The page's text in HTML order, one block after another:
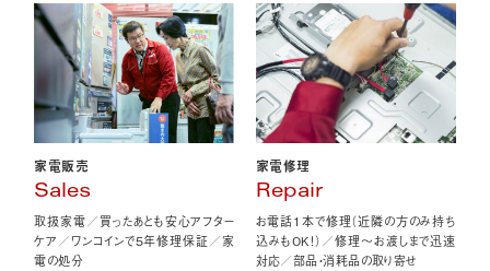
家電販売
Sales
取扱家電／買ったあとも安心アフター
ケア／ワンコインで5年修理保証／家
電の処分
家電修理
Repair
お電話1本で修理（近隣の方のみ持ち
込みもOK！）／修理〜お渡しまで迅速
対応／部品・消耗品の取り寄せ